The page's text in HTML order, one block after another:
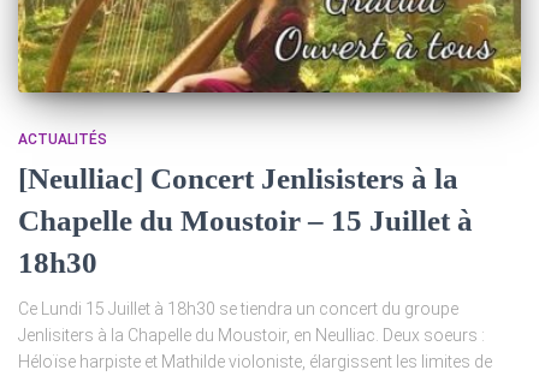
ACTUALITÉS
[Neulliac] Concert Jenlisisters à la
Chapelle du Moustoir – 15 Juillet à
18h30
Ce Lundi 15 Juillet à 18h30 se tiendra un concert du groupe
Jenlisiters à la Chapelle du Moustoir, en Neulliac. Deux soeurs :
Héloïse harpiste et Mathilde violoniste, élargissent les limites de